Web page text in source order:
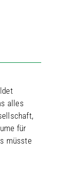
alles
für
müsste